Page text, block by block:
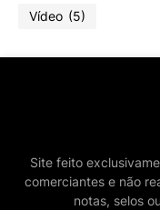
Vídeo (5)
Site feito
comerciantes e não
notas, selos